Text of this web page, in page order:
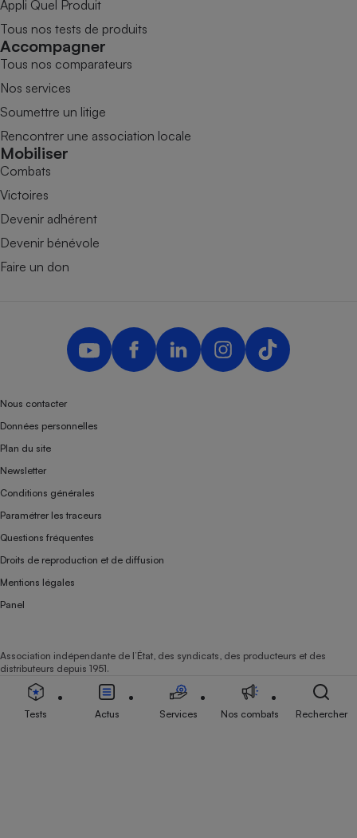
Appli Quel Produit
Tous nos tests de produits
Accompagner
Tous nos comparateurs
Nos services
Soumettre un litige
Rencontrer une association locale
Mobiliser
Combats
Victoires
Devenir adhérent
Devenir bénévole
Faire un don
Nous contacter
Données personnelles
Plan du site
Newsletter
Conditions générales
Paramétrer les traceurs
Questions fréquentes
Droits de reproduction et de diffusion
Mentions légales
Panel
Association indépendante de l’État, des syndicats, des producteurs et des
distributeurs depuis 1951.
Tests Actus Services Nos combats Rechercher